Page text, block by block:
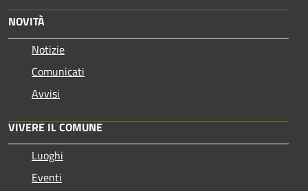
NOVITÀ
Notizie
Comunicati
Avvisi
VIVERE IL COMUNE
Luoghi
Eventi